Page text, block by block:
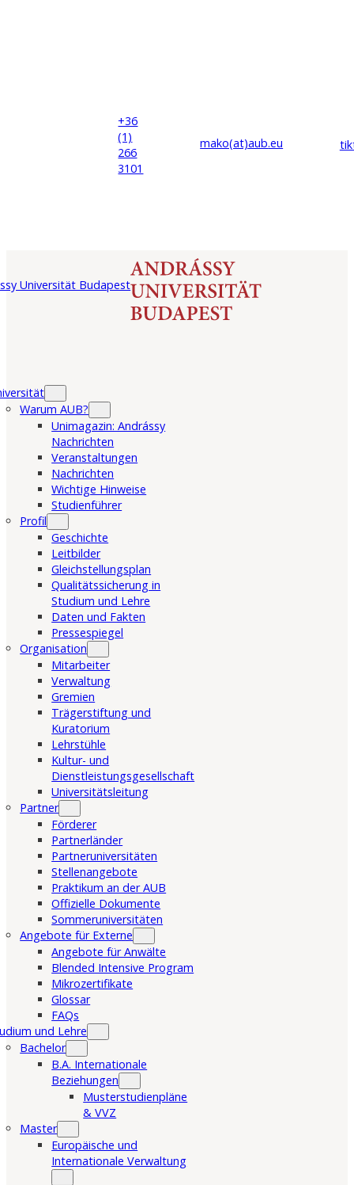
+36
(1)
266
3101
mako(at)aub.eu
Warum AUB?
Unimagazin: Andrássy
Nachrichten
Veranstaltungen
Nachrichten
Wichtige Hinweise
Studienführer
Profil
Geschichte
Leitbilder
Gleichstellungsplan
Qualitätssicherung in
Studium und Lehre
Daten und Fakten
Pressespiegel
Organisation
Mitarbeiter
Verwaltung
Gremien
Trägerstiftung und
Kuratorium
Lehrstühle
Kultur- und
Dienstleistungsgesellschaft
Universitätsleitung
Partner
Förderer
Partnerländer
Partneruniversitäten
Stellenangebote
Praktikum an der AUB
Offizielle Dokumente
Sommeruniversitäten
Angebote für Externe
Angebote für Anwälte
Blended Intensive Program
Mikrozertifikate
Glossar
FAQs
und Lehre
Bachelor
B.A. Internationale
Beziehungen
Musterstudienpläne
& VVZ
Master
Europäische und
Internationale Verwaltung